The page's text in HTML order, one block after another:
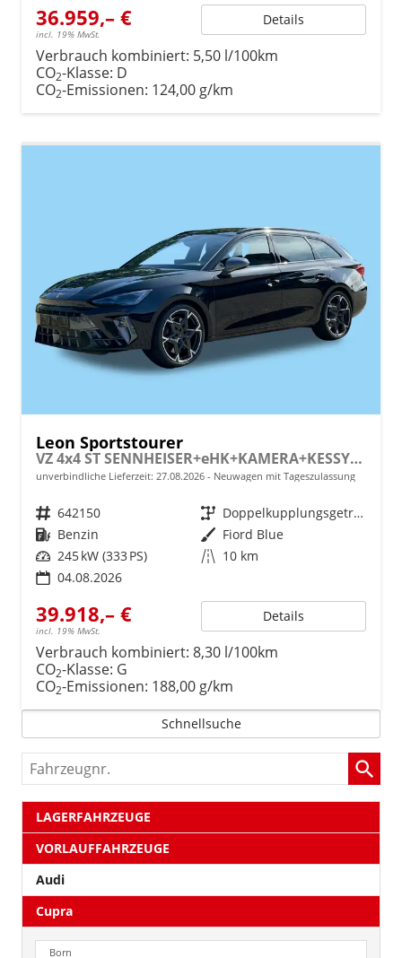
36.959,– €
incl. 19% MwSt.
Details
Verbrauch kombiniert: 5,50 l/100km
CO2-Klasse: D
CO2-Emissionen: 124,00 g/km
Leon Sportstourer
VZ 4x4 ST SENNHEISER+eHK+KAMERA+KESSY+MEMORY+ACC+19" ALU+LED
unverbindliche Lieferzeit: 27.08.2026 Neuwagen mit Tageszulassung
Fahrzeugnr. 642150 Getriebe
Doppelkupplungsgetriebe (DSG)
Kraftstoff Benzin Außenfarbe Fiord Blue
Leistung 245 kW (333 PS) Kilometerstand 10 km
04.08.2026
39.918,– €
incl. 19% MwSt.
Details
Verbrauch kombiniert: 8,30 l/100km
CO2-Klasse: G
CO2-Emissionen: 188,00 g/km
Schnellsuche
Fahrzeugnr.
LAGERFAHRZEUGE
VORLAUFFAHRZEUGE
Audi
Cupra
Born